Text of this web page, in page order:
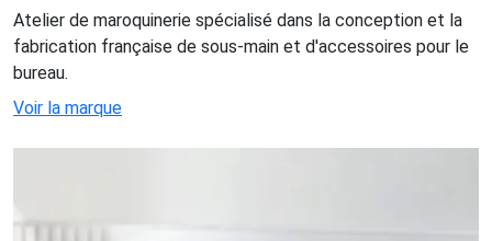
Atelier de maroquinerie spécialisé dans la conception et la
fabrication française de sous-main et d'accessoires pour le
bureau.
Voir la marque